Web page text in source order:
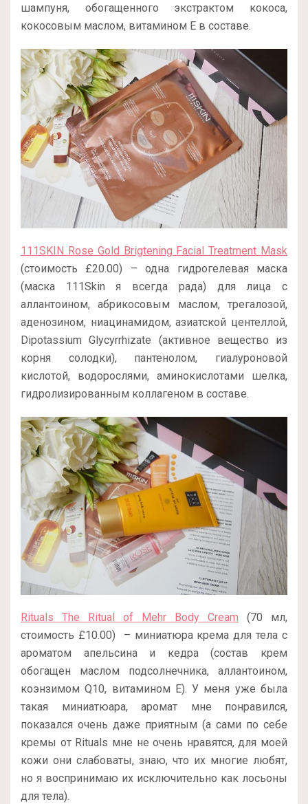
шампуня, обогащенного экстрактом кокоса,
кокосовым маслом, витамином Е в составе.
111SKIN Rose Gold Brigtening Facial Treatment Mask
(стоимость £20.00) – одна гидрогелевая маска
(маска 111Skin я всегда рада) для лица с
аллантоином, абрикосовым маслом, трегалозой,
аденозином, ниацинамидом, азиатской центеллой,
Dipotassium Glycyrrhizate (активное вещество из
корня солодки), пантенолом, гиалуроновой
кислотой, водорослями, аминокислотами шелка,
гидролизированным коллагеном в составе.
Rituals The Ritual of Mehr Body Cream (70 мл,
стоимость £10.00) – миниатюра крема для тела с
ароматом апельсина и кедра (состав крем
обогащен маслом подсолнечника, аллантоином,
коэнзимом Q10, витамином Е). У меня уже была
такая миниатюара, аромат мне понравился,
показался очень даже приятным (а сами по себе
кремы от Rituals мне не очень нравятся, для моей
кожи они слабоваты, знаю, что их многие любят,
но я воспринимаю их исключительно как лосьоны
для тела).